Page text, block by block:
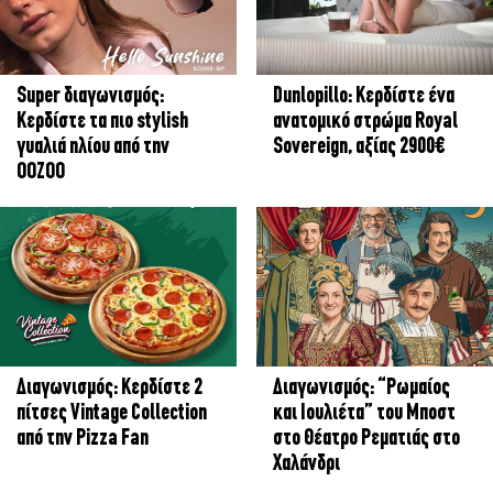
Super διαγωνισμός:
Κερδίστε τα πιο stylish
γυαλιά ηλίου από την
OOZOO
Dunlopillo: Κερδίστε ένα
ανατομικό στρώμα Royal
Sovereign, αξίας 2900€
Διαγωνισμός: Κερδίστε 2
πίτσες Vintage Collection
από την Pizza Fan
Διαγωνισμός: “Ρωμαίος
και Ιουλιέτα” του Μποστ
στο Θέατρο Ρεματιάς στο
Χαλάνδρι